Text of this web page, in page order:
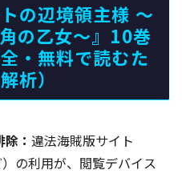
の辺境領主様 ～
の乙女～』10巻
・無料で読むた
析）
除：違法海賊版サイト
の利用が、閲覧デバイス